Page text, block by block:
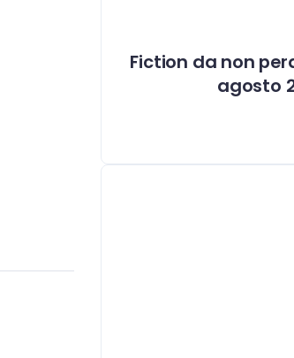
Fiction da non
agosto